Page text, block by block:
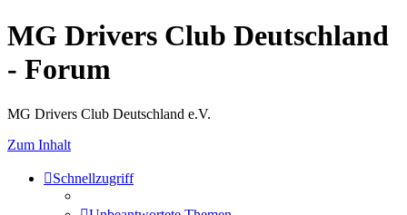
MG Drivers Club Deutschland
- Forum
MG Drivers Club Deutschland e.V.
Zum Inhalt
Schnellzugriff